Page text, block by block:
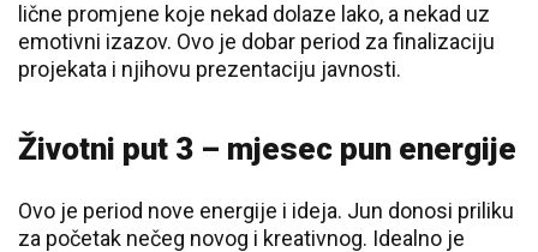
lične promjene koje nekad dolaze lako, a nekad uz
emotivni izazov. Ovo je dobar period za finalizaciju
projekata i njihovu prezentaciju javnosti.
Životni put 3 – mjesec pun energije
Ovo je period nove energije i ideja. Jun donosi priliku
za početak nečeg novog i kreativnog. Idealno je